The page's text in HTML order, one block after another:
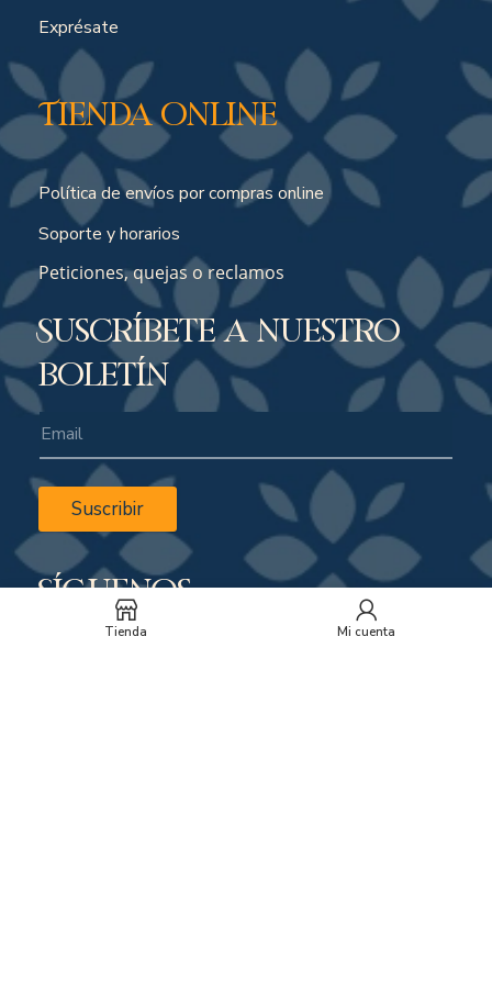
Exprésate
Tienda online
Política de envíos por compras online
Soporte y horarios
Peticiones, quejas o reclamos
Suscríbete a nuestro
boletín
Suscribir
Síguenos
Tienda Mi cuenta